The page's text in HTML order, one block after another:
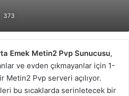
373
Emek Metin2 Pvp Sunucusu,
ve evden çıkmayanlar için 1-
Metin2 Pvp serveri açılıyor.
bu sıcaklarda serinletecek bir